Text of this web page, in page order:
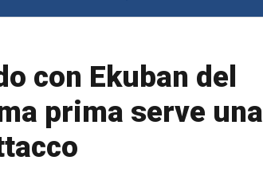
con Ekuban del
prima serve una